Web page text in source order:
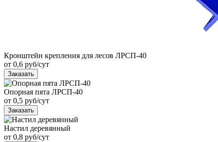
Кронштейн крепления для лесов ЛРСП-40
от 0,6 руб/сут
Заказать
Опорная пята ЛРСП-40
от 0,5 руб/сут
Заказать
Настил деревянный
от 0,8 руб/сут